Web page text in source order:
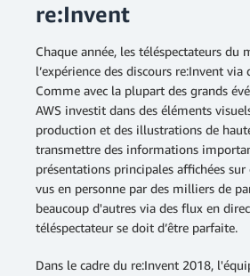
re:Invent
Chaque année, les téléspectateurs du
l’expérience des discours re:Invent
Comme avec la plupart des grands
AWS investit dans des éléments
production et des illustrations de
transmettre des informations
présentations principales affichées sur
vus en personne par des milliers de
beaucoup d'autres via des flux en
téléspectateur se doit d’être parfaite.
Dans le cadre du re:Invent 2018,